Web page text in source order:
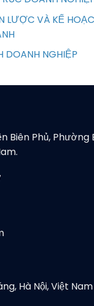
LƯỢC VÀ KẾ
DOANH NGHIỆP
Biên Phủ, Phường
Hà Nội, Việt Nam